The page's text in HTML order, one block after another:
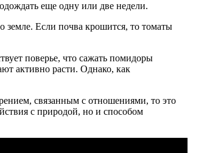
еще одну или две недели.
земле. Если почва крошится, то томаты
поверье, что сажать помидоры
активно расти. Однако, как
связанным с отношениями, то это
с природой, но и способом